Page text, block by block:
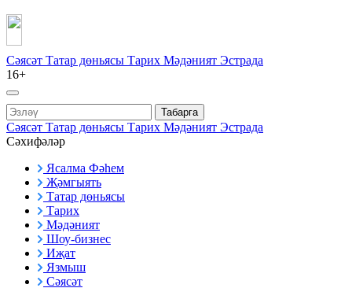
Сәясәт Татар дөньясы Тарих Мәдәният Эстрада
16+
Табарга
Сәясәт Татар дөньясы Тарих Мәдәният Эстрада
Сәхифәләр
Ясалма Фәһем
Җәмгыять
Татар дөньясы
Тарих
Мәдәният
Шоу-бизнес
Иҗат
Язмыш
Сәясәт